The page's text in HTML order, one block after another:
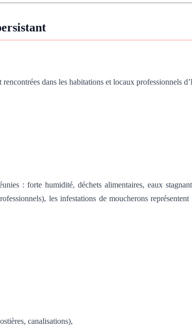
dans les habitations et locaux professionnels
: forte humidité, déchets alimentaires, eaux
les infestations de moucherons
canalisations),